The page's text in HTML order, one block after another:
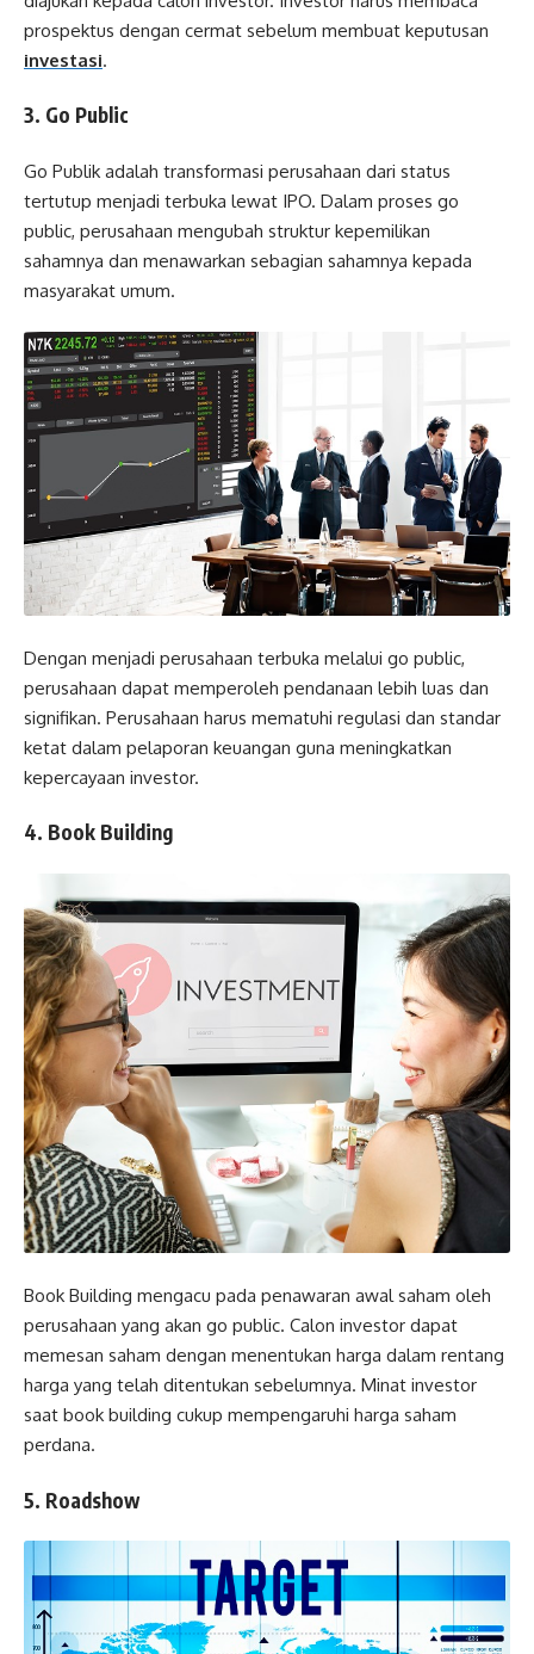
prospektus dengan cermat sebelum membuat keputusan
investasi.
3. Go Public
Go Publik adalah transformasi perusahaan dari status
tertutup menjadi terbuka lewat IPO. Dalam proses go
public, perusahaan mengubah struktur kepemilikan
sahamnya dan menawarkan sebagian sahamnya kepada
masyarakat umum.
Dengan menjadi perusahaan terbuka melalui go public,
perusahaan dapat memperoleh pendanaan lebih luas dan
signifikan. Perusahaan harus mematuhi regulasi dan standar
ketat dalam pelaporan keuangan guna meningkatkan
kepercayaan investor.
4. Book Building
Book Building mengacu pada penawaran awal saham oleh
perusahaan yang akan go public. Calon investor dapat
memesan saham dengan menentukan harga dalam rentang
harga yang telah ditentukan sebelumnya. Minat investor
saat book building cukup mempengaruhi harga saham
perdana.
5. Roadshow